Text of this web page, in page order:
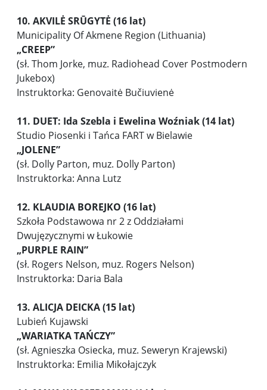
10. AKVILĖ SRŪGYTĖ (16 lat)
Municipality Of Akmene Region (Lithuania)
„CREEP”
(sł. Thom Jorke, muz. Radiohead Cover Postmodern
Jukebox)
Instruktorka: Genovaitė Bučiuvienė
11. DUET: Ida Szebla i Ewelina Woźniak (14 lat)
Studio Piosenki i Tańca FART w Bielawie
„JOLENE”
(sł. Dolly Parton, muz. Dolly Parton)
Instruktorka: Anna Lutz
12. KLAUDIA BOREJKO (16 lat)
Szkoła Podstawowa nr 2 z Oddziałami
Dwujęzycznymi w Łukowie
„PURPLE RAIN”
(sł. Rogers Nelson, muz. Rogers Nelson)
Instruktorka: Daria Bala
13. ALICJA DEICKA (15 lat)
Lubień Kujawski
„WARIATKA TAŃCZY”
(sł. Agnieszka Osiecka, muz. Seweryn Krajewski)
Instruktorka: Emilia Mikołajczyk